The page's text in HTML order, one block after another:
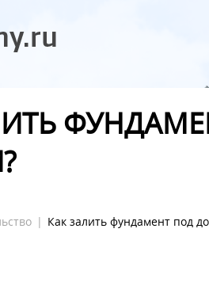
| Как залить фундамент под